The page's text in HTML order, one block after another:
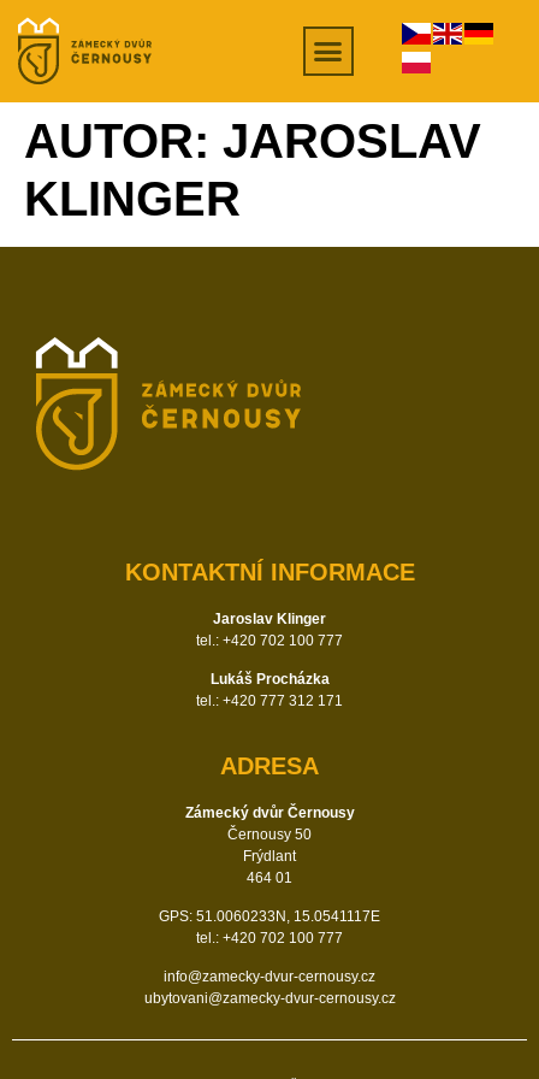
AUTOR: JAROSLAV
KLINGER
KONTAKTNÍ INFORMACE
Jaroslav Klinger
tel.: +420 702 100 777
Lukáš Procházka
tel.: +420 777 312 171
ADRESA
Zámecký dvůr Černousy
Černousy 50
Frýdlant
464 01
GPS: 51.0060233N, 15.0541117E
tel.: +420 702 100 777
info@zamecky-dvur-cernousy.cz
ubytovani@zamecky-dvur-cernousy.cz